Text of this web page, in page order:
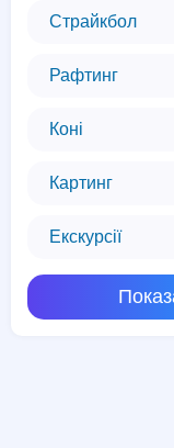
Страйкбол
Рафтинг
Коні
Картинг
Екскурсії